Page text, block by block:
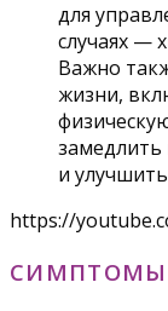
для
случаях —
Важно
жизни,
замедлить
и
https://
СИМПТОМЫ